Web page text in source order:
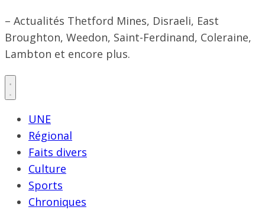
– Actualités Thetford Mines, Disraeli, East
Broughton, Weedon, Saint-Ferdinand, Coleraine,
Lambton et encore plus.
UNE
Régional
Faits divers
Culture
Sports
Chroniques